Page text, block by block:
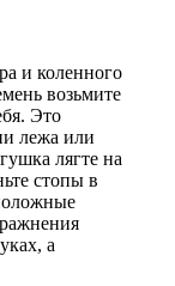
и коленного
возьмите
Это
лежа или
лягте на
стопы в
а